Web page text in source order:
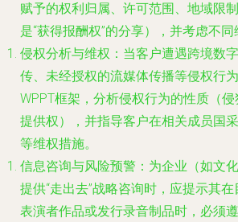
赋予的权利归属、许可范围、地域限
是“获得报酬权”的分享），并考虑不同
侵权分析与维权 ：当客户遭遇跨境数
传、未经授权的流媒体传播等侵权行
WPPT框架，分析侵权行为的性质（
提供权），并指导客户在相关成员国
等维权措施。
信息咨询与风险预警 ：为企业（如文
提供“走出去”战略咨询时，应提示其
表演者作品或发行录音制品时，必须